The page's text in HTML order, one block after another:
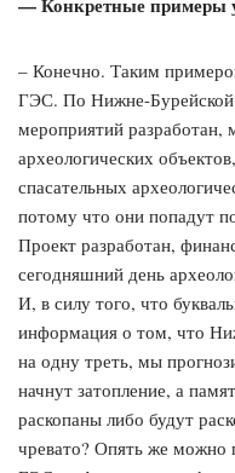
– Конечно. Таким
ГЭС. По Нижне-
мероприятий разработан,
археологических
спасательных
потому что они попадут
Проект разработан,
сегодняшний день
И, в силу того, что
информация о том, что
на одну треть, мы
начнут затопление, а
раскопаны либо будут
чревато? Опять же можно